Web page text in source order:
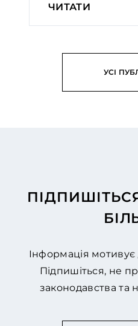
ЧИТАТИ
УСІ
Інформація
Підпишіться, не
законодавства та